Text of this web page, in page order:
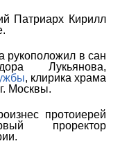
Патриарх Кирилл
рукоположил в сан
Лукьянова,
, клирика храма
Москвы.
протоиерей
проректор